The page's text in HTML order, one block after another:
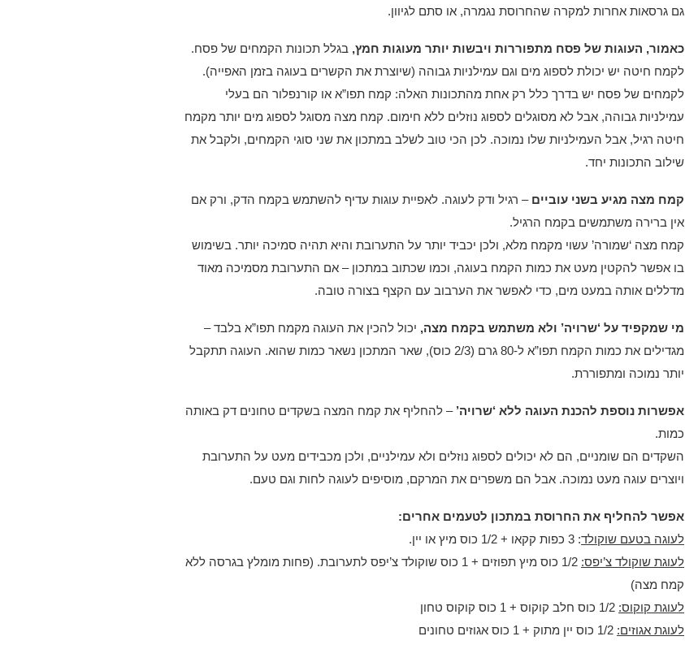
גם גרסאות אחרות למקרה שהחרוסת נגמרה, או סתם לגיוון.
כאמור, העוגות של פסח מתפוררות ויבשות יותר מעוגות חמץ, בגלל תכונות הקמחים של פסח.
לקמח חיטה יש יכולת לספוג מים וגם עמילניות גבוהה (שיוצרת את הקשרים בעוגה בזמן האפייה).
לקמחים של פסח יש בדרך כלל רק אחת מהתכונות האלה: קמח תפו”א או קורנפלור הם בעלי
עמילניות גבוהה, אבל לא מסוגלים לספוג נוזלים ללא חימום. קמח מצה מסוגל לספוג מים יותר מקמח
חיטה רגיל, אבל העמילניות שלו נמוכה. לכן הכי טוב לשלב במתכון את שני סוגי הקמחים, ולקבל את
שילוב התכונות יחד.
קמח מצה מגיע בשני עוביים – רגיל ודק לעוגה. לאפיית עוגות עדיף להשתמש בקמח הדק, ורק אם
אין ברירה משתמשים בקמח הרגיל.
קמח מצה ‘שמורה’ עשוי מקמח מלא, ולכן יכביד יותר על התערובת והיא תהיה סמיכה יותר. בשימוש
בו אפשר להקטין מעט את כמות הקמח בעוגה, וכמו שכתוב במתכון – אם התערובת מסמיכה מאוד
מדללים אותה במעט מים, כדי לאפשר את הערבוב עם הקצף בצורה טובה.
מי שמקפיד על ‘שרויה’ ולא משתמש בקמח מצה, יכול להכין את העוגה מקמח תפו”א בלבד –
מגדילים את כמות הקמח תפו”א ל-80 גרם (2/3 כוס), שאר המתכון נשאר כמות שהוא. העוגה תתקבל
יותר נמוכה ומתפוררת.
אפשרות נוספת להכנת העוגה ללא ‘שרויה’ – להחליף את קמח המצה בשקדים טחונים דק באותה
כמות.
השקדים הם שומניים, הם לא יכולים לספוג נוזלים ולא עמילניים, ולכן מכבידים מעט על התערובת
ויוצרים עוגה מעט נמוכה. אבל הם משפרים את המרקם, מוסיפים לעוגה לחות וגם טעם.
אפשר להחליף את החרוסת במתכון לטעמים אחרים:
לעוגה בטעם שוקולד: 3 כפות קקאו + 1/2 כוס מיץ או יין.
לעוגת שוקולד צ’יפס:
1/2 כוס מיץ תפוזים + 1 כוס שוקולד צ’יפס לתערובת. (פחות מומלץ בגרסה ללא
קמח מצה)
לעוגת קוקוס:
לעוגת אגוזים: